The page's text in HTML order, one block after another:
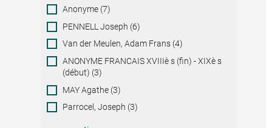
Anonyme (7)
PENNELL Joseph (6)
Van der Meulen, Adam Frans (4)
ANONYME FRANCAIS XVIIIè s (fin) - XIXè s
(début) (3)
MAY Agathe (3)
Parrocel, Joseph (3)